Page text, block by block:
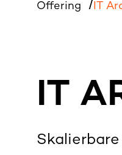
Offering IT
IT